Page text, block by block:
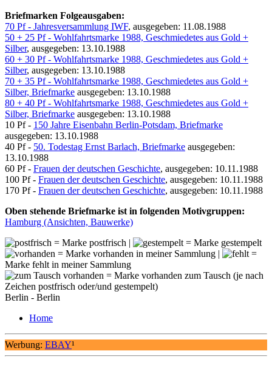
Briefmarken Folgeausgaben:
70 Pf - Jahresversammlung IWF, ausgegeben: 11.08.1988
50 + 25 Pf - Wohlfahrtsmarke 1988, Geschmiedetes aus Gold +
Silber, ausgegeben: 13.10.1988
60 + 30 Pf - Wohlfahrtsmarke 1988, Geschmiedetes aus Gold +
Silber, ausgegeben: 13.10.1988
70 + 35 Pf - Wohlfahrtsmarke 1988, Geschmiedetes aus Gold +
Silber, Briefmarke ausgegeben: 13.10.1988
80 + 40 Pf - Wohlfahrtsmarke 1988, Geschmiedetes aus Gold +
Silber, Briefmarke ausgegeben: 13.10.1988
10 Pf - 150 Jahre Eisenbahn Berlin-Potsdam, Briefmarke
ausgegeben: 13.10.1988
40 Pf - 50. Todestag Ernst Barlach, Briefmarke ausgegeben:
13.10.1988
60 Pf - Frauen der deutschen Geschichte, ausgegeben: 10.11.1988
100 Pf - Frauen der deutschen Geschichte, ausgegeben: 10.11.1988
170 Pf - Frauen der deutschen Geschichte, ausgegeben: 10.11.1988
Oben stehende Briefmarke ist in folgenden Motivgruppen:
Hamburg (Ansichten, Bauwerke)
= Marke postfrisch |
= Marke gestempelt
= Marke vorhanden in meiner Sammlung |
=
Marke fehlt in meiner Sammlung
= Marke vorhanden zum Tausch (je nach
Zeichen postfrisch oder/und gestempelt)
Berlin - Berlin
Home
Werbung: EBAY¹